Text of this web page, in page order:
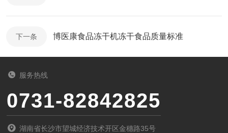
下一条 博医康食品冻干机冻干食品质量标准
服务热线
0731-82842825
湖南省长沙市望城经济技术开区金穗路35号